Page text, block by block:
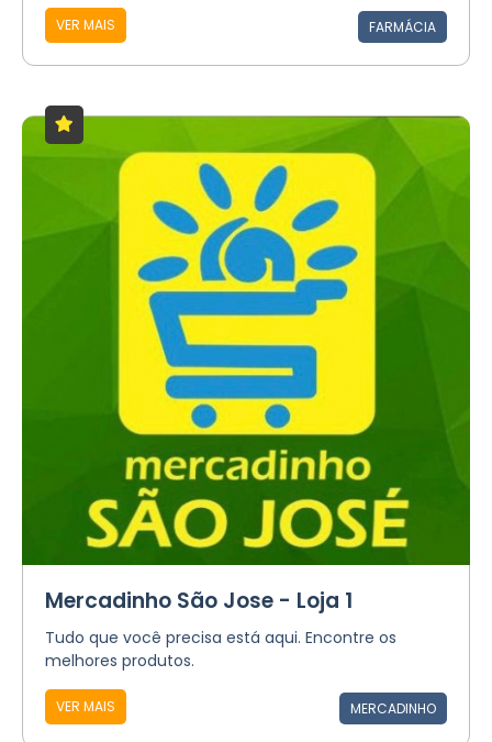
VER MAIS FARMÁCIA
Mercadinho São Jose - Loja 1
Tudo que você precisa está aqui. Encontre os
melhores produtos.
VER MAIS MERCADINHO